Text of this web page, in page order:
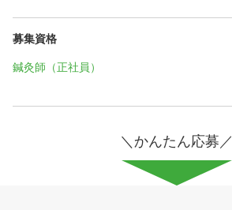
募集資格
鍼灸師（正社員）
＼かんたん応募／